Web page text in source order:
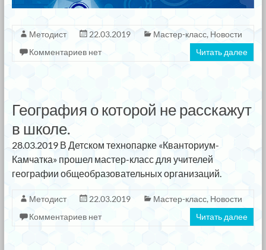
Методист 22.03.2019 Мастер-класс, Новости
Комментариев нет
Читать далее
География о которой не расскажут
в школе.
28.03.2019 В Детском технопарке «Кванториум-
Камчатка» прошел мастер-класс для учителей
географии общеобразовательных организаций.
Методист 22.03.2019 Мастер-класс, Новости
Комментариев нет
Читать далее